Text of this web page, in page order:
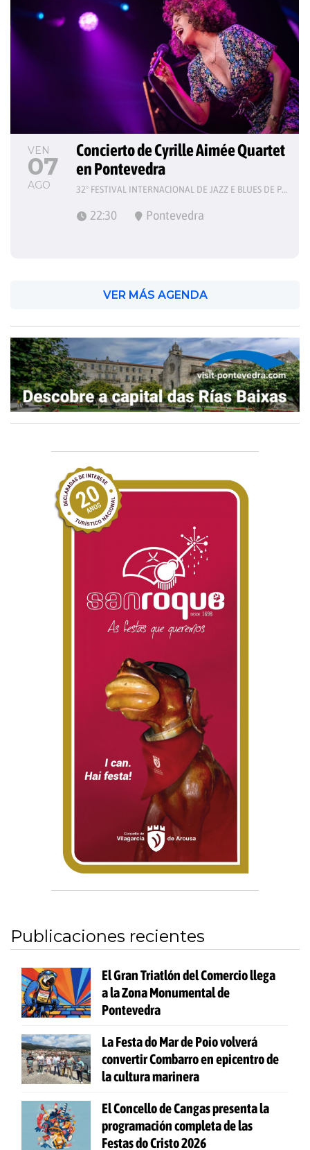
VEN
07
AGO
Concierto de Cyrille Aimée Quartet
en Pontevedra
32º FESTIVAL INTERNACIONAL DE JAZZ E BLUES DE PONTEVEDRA
22:30 Pontevedra
VER MÁS AGENDA
Publicaciones recientes
El Gran Triatlón del Comercio llega
a la Zona Monumental de
Pontevedra
La Festa do Mar de Poio volverá
convertir Combarro en epicentro de
la cultura marinera
El Concello de Cangas presenta la
programación completa de las
Festas do Cristo 2026